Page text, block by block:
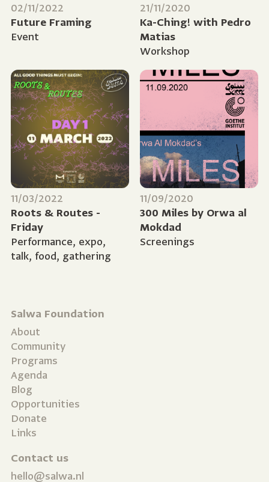
02/11/2022
Future Framing
Event
21/11/2020
Ka-Ching! with Pedro
Matias
Workshop
11/03/2022
Roots & Routes -
Friday
Performance, expo,
talk, food, gathering
11/09/2020
300 Miles by Orwa al
Mokdad
Screenings
Salwa Foundation
About
Community
Programs
Agenda
Blog
Opportunities
Donate
Links
Contact us
hello@salwa.nl